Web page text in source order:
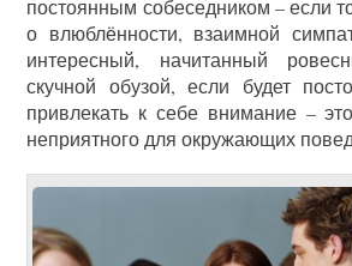
постоянным собеседником – если
о влюблённости, взаимной
интересный, начитанный
скучной обузой, если будет
привлекать к себе внимание –
неприятного для окружающих